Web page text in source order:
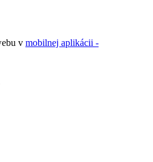
v mobilnej aplikácii -